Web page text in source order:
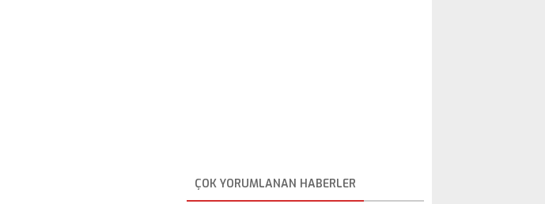
ÇOK YORUMLANAN HABERLER